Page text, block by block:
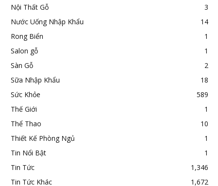
Nội Thất Gỗ
3
Nước Uống Nhập Khẩu
14
Rong Biển
1
Salon gỗ
1
Sàn Gỗ
2
Sữa Nhập Khẩu
18
Sức Khỏe
589
Thế Giới
1
Thể Thao
10
Thiết Kế Phòng Ngủ
1
Tin Nổi Bật
1
Tin Tức
1,346
Tin Tức Khác
1,672